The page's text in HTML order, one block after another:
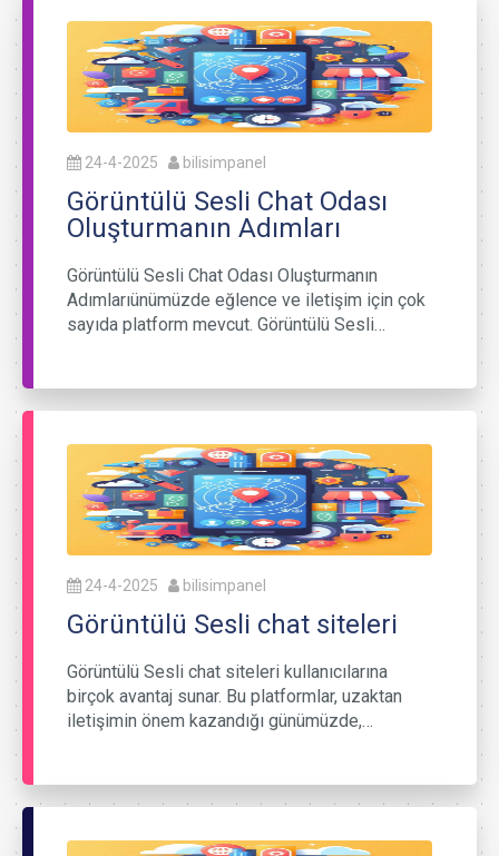
24-4-2025 bilisimpanel
Görüntülü Sesli Chat Odası
Oluşturmanın Adımları
Görüntülü Sesli Chat Odası Oluşturmanın
Adımlarıünümüzde eğlence ve iletişim için çok
sayıda platform mevcut. Görüntülü Sesli…
24-4-2025 bilisimpanel
Görüntülü Sesli chat siteleri
Görüntülü Sesli chat siteleri kullanıcılarına
birçok avantaj sunar. Bu platformlar, uzaktan
iletişimin önem kazandığı günümüzde,…